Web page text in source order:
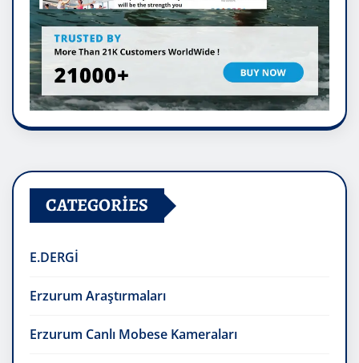
CATEGORIES
E.DERGİ
Erzurum Araştırmaları
Erzurum Canlı Mobese Kameraları